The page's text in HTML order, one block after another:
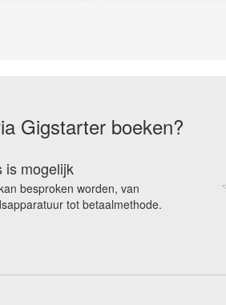
Gigstarter boeken?
is mogelijk
besproken worden, van
tot betaalmethode.